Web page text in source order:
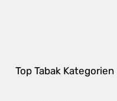
Top Tabak Kategorien